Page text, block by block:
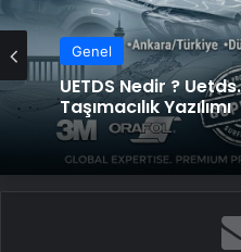
Genel
UETDS Nedir ?
Taşımacılık Yazılımı